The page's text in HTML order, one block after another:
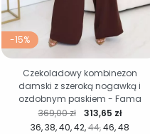
-15%
36 38 40 42 44 46 48
Cena regularna
369,00 zł Cena
313,65 zł
Czekoladowy kombinezon
damski z szeroką nogawką i
ozdobnym paskiem - Fama